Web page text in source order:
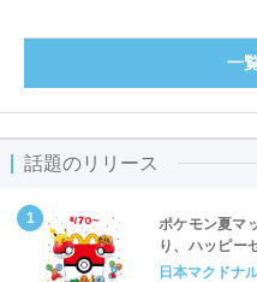
一
話題のリリース
ポケモン夏マ
り、ハッピー
定登場
日本マクドナ